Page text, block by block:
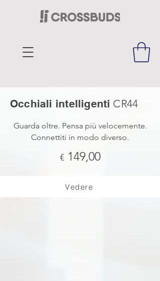
Occhiali intelligenti CR44
Guarda oltre. Pensa più velocemente.
Connettiti in modo diverso.
€ 149,00
Vedere